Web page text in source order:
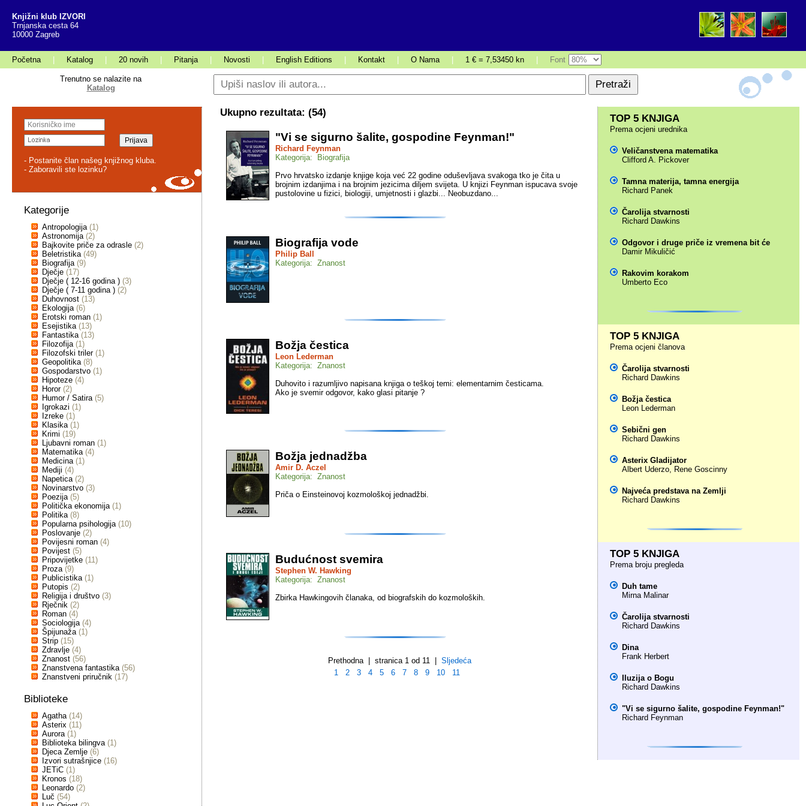
Knjižni klub IZVORI
Trnjanska cesta 64
10000 Zagreb
Početna Katalog 20 novih Pitanja Novosti English Editions Kontakt O Nama 1 € = 7,53450 kn Font
Trenutno se nalazite na
Katalog
- Postanite član našeg knjižnog kluba.
- Zaboravili ste lozinku?
Kategorije
Antropologija (1)
Astronomija (2)
Bajkovite priče za odrasle (2)
Beletristika (49)
Biografija (9)
Dječje (17)
Dječje ( 12-16 godina ) (3)
Dječje ( 7-11 godina ) (2)
Duhovnost (13)
Ekologija (6)
Erotski roman (1)
Esejistika (13)
Fantastika (13)
Filozofija (1)
Filozofski triler (1)
Geopolitika (8)
Gospodarstvo (1)
Hipoteze (4)
Horor (2)
Humor / Satira (5)
Igrokazi (1)
Izreke (1)
Klasika (1)
Krimi (19)
Ljubavni roman (1)
Matematika (4)
Medicina (1)
Mediji (4)
Napetica (2)
Novinarstvo (3)
Poezija (5)
Politička ekonomija (1)
Politika (8)
Popularna psihologija (10)
Poslovanje (2)
Povijesni roman (4)
Povijest (5)
Pripovijetke (11)
Proza (9)
Publicistika (1)
Putopis (2)
Religija i društvo (3)
Rječnik (2)
Roman (4)
Sociologija (4)
Špijunaža (1)
Strip (15)
Zdravlje (4)
Znanost (56)
Znanstvena fantastika (56)
Znanstveni priručnik (17)
Biblioteke
Agatha (14)
Asterix (11)
Aurora (1)
Biblioteka bilingva (1)
Djeca Zemlje (6)
Izvori sutrašnjice (16)
JETiC (1)
Kronos (18)
Leonardo (2)
Luč (54)
Ukupno rezultata: (54)
"Vi se sigurno šalite, gospodine Feynman!"
Richard Feynman
Kategorija: Biografija
Prvo hrvatsko izdanje knjige koja već 22 godine oduševljava svakoga tko je čita u
brojnim izdanjima i na brojnim jezicima diljem svijeta. U knjizi Feynman ispucava svoje
pustolovine u fizici, biologiji, umjetnosti i glazbi... Neobuzdano...
Biografija vode
Philip Ball
Kategorija: Znanost
Božja čestica
Leon Lederman
Kategorija: Znanost
Duhovito i razumljivo napisana knjiga o teškoj temi: elementarnim česticama.
Ako je svemir odgovor, kako glasi pitanje ?
Božja jednadžba
Amir D. Aczel
Kategorija: Znanost
Priča o Einsteinovoj kozmološkoj jednadžbi.
Budućnost svemira
Stephen W. Hawking
Kategorija: Znanost
Zbirka Hawkingovih članaka, od biografskih do kozmoloških.
Prethodna | stranica 1 od 11 | Sljedeća
1
2 3 4 5 6 7 8 9 10 11
TOP 5 KNJIGA
Prema ocjeni urednika
Veličanstvena matematika
Clifford A. Pickover
Tamna materija, tamna energija
Richard Panek
Čarolija stvarnosti
Richard Dawkins
Odgovor i druge priče iz vremena bit će
Damir Mikuličić
Rakovim korakom
Umberto Eco
TOP 5 KNJIGA
Prema ocjeni članova
Čarolija stvarnosti
Richard Dawkins
Božja čestica
Leon Lederman
Sebični gen
Richard Dawkins
Asterix Gladijator
Albert Uderzo, Rene Goscinny
Najveća predstava na Zemlji
Richard Dawkins
TOP 5 KNJIGA
Prema broju pregleda
Duh tame
Mirna Malinar
Čarolija stvarnosti
Richard Dawkins
Dina
Frank Herbert
Iluzija o Bogu
Richard Dawkins
"Vi se sigurno šalite, gospodine Feynman!"
Richard Feynman